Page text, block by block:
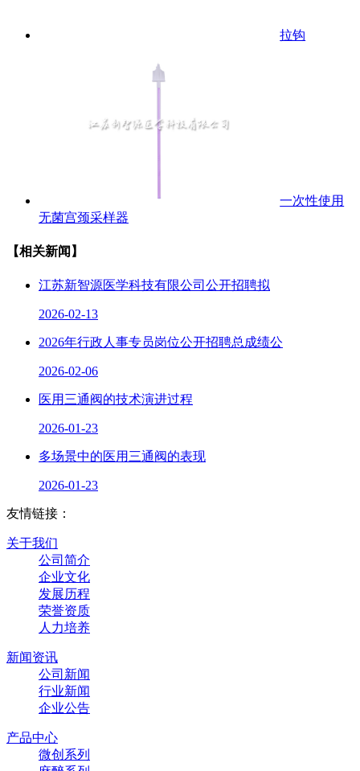
拉钩
一次性使用
无菌宫颈采样器
【相关新闻】
江苏新智源医学科技有限公司公开招聘拟
2026-02-13
2026年行政人事专员岗位公开招聘总成绩公
2026-02-06
医用三通阀的技术演进过程
2026-01-23
多场景中的医用三通阀的表现
2026-01-23
友情链接：
关于我们
公司简介
企业文化
发展历程
荣誉资质
人力培养
新闻资讯
公司新闻
行业新闻
企业公告
产品中心
微创系列